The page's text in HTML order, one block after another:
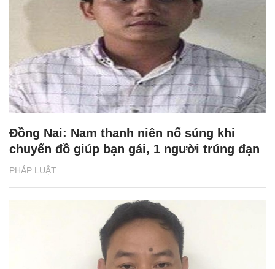
PHÁP LUẬT
Đồng Nai: Nam thanh niên nổ súng khi
chuyển đồ giúp bạn gái, 1 người trúng đạn